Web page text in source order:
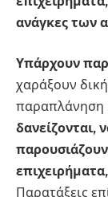
ανάγκες των
Υπάρχουν
χαράξουν
παραπλάνηση
δανείζονται,
Παρατάξεις